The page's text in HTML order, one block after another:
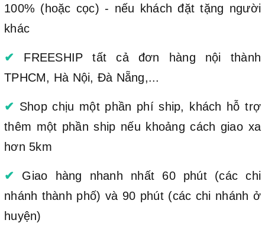
100% (hoặc cọc) - nếu khách đặt tặng người
khác
✔ FREESHIP tất cả đơn hàng nội thành
TPHCM, Hà Nội, Đà Nẵng,...
✔ Shop chịu một phần phí ship, khách hỗ trợ
thêm một phần ship nếu khoảng cách giao xa
hơn 5km
✔ Giao hàng nhanh nhất 60 phút (các chi
nhánh thành phố) và 90 phút (các chi nhánh ở
huyện)